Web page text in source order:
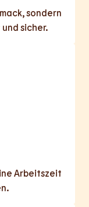
sondern
sicher.
Arbeitszeit